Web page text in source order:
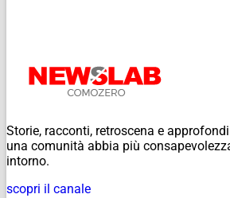
Storie, racconti, retroscena e
una comunità abbia più
intorno.
scopri il canale